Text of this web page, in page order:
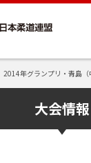
2014年グランプリ・青島
大会情報